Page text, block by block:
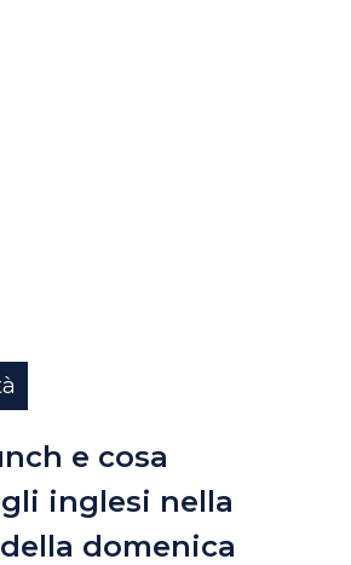
e cosa
inglesi nella
domenica